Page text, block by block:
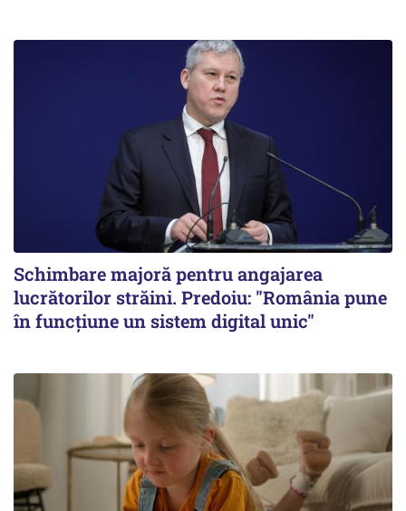
Schimbare majoră pentru angajarea
lucrătorilor străini. Predoiu: "România pune
în funcțiune un sistem digital unic"